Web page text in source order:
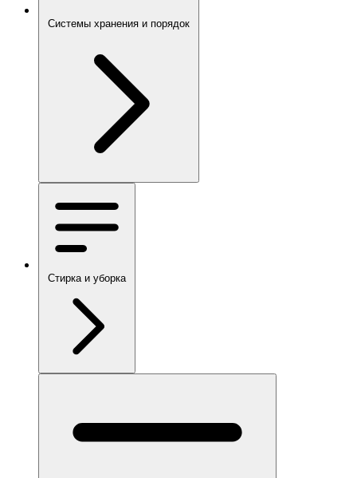
Системы хранения и порядок
Стирка и уборка